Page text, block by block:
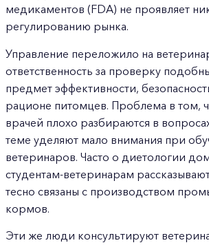
медикаментов (FDA) не проявляет
регулированию рынка.
Управление переложило на
ответственность за проверку
предмет эффективности,
рационе питомцев. Проблема в том,
врачей плохо разбираются в
теме уделяют мало внимания при
ветеринаров. Часто о диетологии
студентам-ветеринарам
тесно связаны с производством
кормов.
Эти же люди консультируют